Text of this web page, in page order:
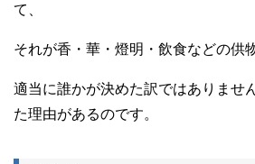
て、
それが香・華・燈明・飲食などの供
適当に誰かが決めた訳ではありませ
た理由があるのです。